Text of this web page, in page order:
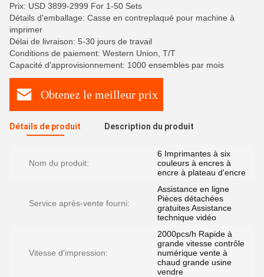
Prix: USD 3899-2999 For 1-50 Sets
Détails d'emballage: Casse en contreplaqué pour machine à
imprimer
Délai de livraison: 5-30 jours de travail
Conditions de paiement: Western Union, T/T
Capacité d'approvisionnement: 1000 ensembles par mois
Obtenez le meilleur prix
Détails de produit Description du produit
Nom du produit:
6 Imprimantes à six
couleurs à encres à
encre à plateau d'encre
Service après-vente fourni:
Assistance en ligne
Pièces détachées
gratuites Assistance
technique vidéo
Vitesse d'impression:
2000pcs/h Rapide à
grande vitesse contrôle
numérique vente à
chaud grande usine
vendre